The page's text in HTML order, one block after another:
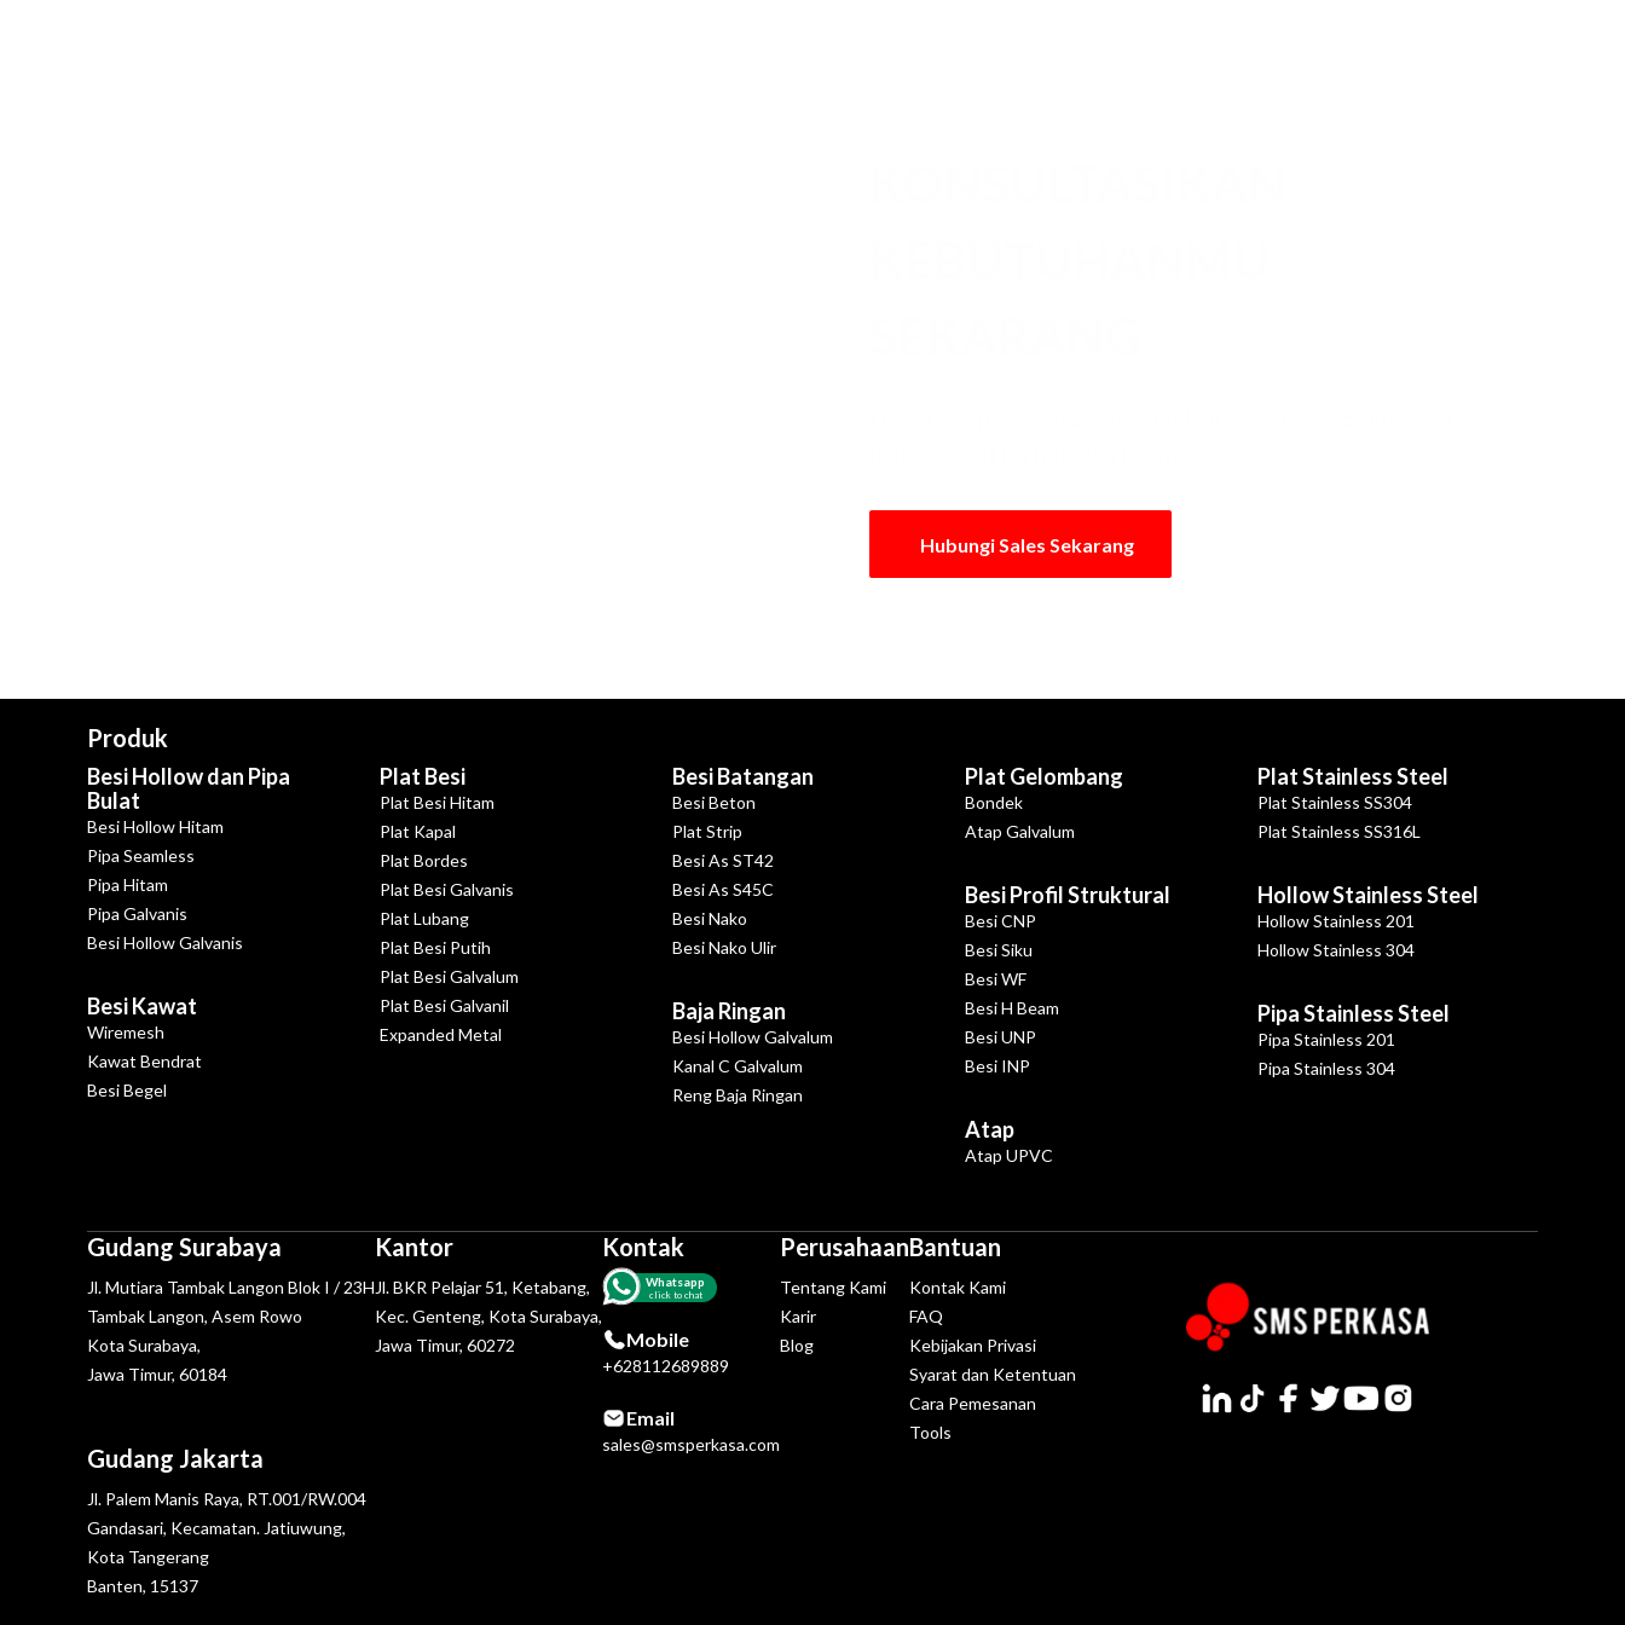
Hubungi Sales Sekarang
Produk
Besi Hollow dan Pipa
Bulat
Besi Hollow Hitam
Pipa Seamless
Pipa Hitam
Pipa Galvanis
Besi Hollow Galvanis
Besi Kawat
Wiremesh
Kawat Bendrat
Besi Begel
Plat Besi
Plat Besi Hitam
Plat Kapal
Plat Bordes
Plat Besi Galvanis
Plat Lubang
Plat Besi Putih
Plat Besi Galvalum
Plat Besi Galvanil
Expanded Metal
Besi Batangan
Besi Beton
Plat Strip
Besi As ST42
Besi As S45C
Besi Nako
Besi Nako Ulir
Baja Ringan
Besi Hollow Galvalum
Kanal C Galvalum
Reng Baja Ringan
Plat Gelombang
Bondek
Atap Galvalum
Besi Profil Struktural
Besi CNP
Besi Siku
Besi WF
Besi H Beam
Besi UNP
Besi INP
Atap
Atap UPVC
Plat Stainless Steel
Plat Stainless SS304
Plat Stainless SS316L
Hollow Stainless Steel
Hollow Stainless 201
Hollow Stainless 304
Pipa Stainless Steel
Pipa Stainless 201
Pipa Stainless 304
Gudang Surabaya
Jl. Mutiara Tambak Langon Blok I / 23H
Tambak Langon, Asem Rowo
Kota Surabaya,
Jawa Timur, 60184
Gudang Jakarta
Jl. Palem Manis Raya, RT.001/RW.004
Gandasari, Kecamatan. Jatiuwung,
Kota Tangerang
Banten, 15137
Kantor
Jl. BKR Pelajar 51, Ketabang,
Kec. Genteng, Kota Surabaya,
Jawa Timur, 60272
Kontak
Whatsapp
click to chat
Mobile
+628112689889
Email
sales@smsperkasa.com
Perusahaan
Tentang Kami
Karir
Blog
Bantuan
Kontak Kami
FAQ
Kebijakan Privasi
Syarat dan Ketentuan
Cara Pemesanan
Tools